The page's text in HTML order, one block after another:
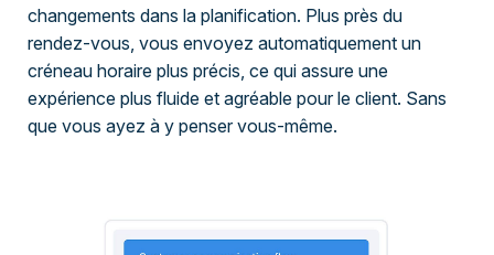
changements dans la planification. Plus près du
rendez-vous, vous envoyez automatiquement un
créneau horaire plus précis, ce qui assure une
expérience plus fluide et agréable pour le client. Sans
que vous ayez à y penser vous-même.